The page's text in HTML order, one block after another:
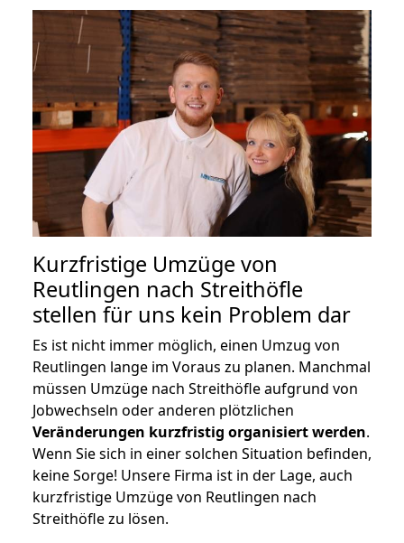
Kurzfristige Umzüge von
Reutlingen nach Streithöfle
stellen für uns kein Problem dar
Es ist nicht immer möglich, einen Umzug von
Reutlingen lange im Voraus zu planen. Manchmal
müssen Umzüge nach Streithöfle aufgrund von
Jobwechseln oder anderen plötzlichen
Veränderungen kurzfristig organisiert werden.
Wenn Sie sich in einer solchen Situation befinden,
keine Sorge! Unsere Firma ist in der Lage, auch
kurzfristige Umzüge von Reutlingen nach
Streithöfle zu lösen.